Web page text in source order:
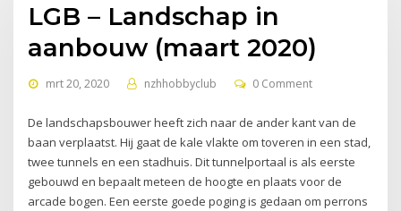
LGB – Landschap in
aanbouw (maart 2020)
mrt 20, 2020 nzhhobbyclub 0 Comment
De landschapsbouwer heeft zich naar de ander kant van de
baan verplaatst. Hij gaat de kale vlakte om toveren in een stad,
twee tunnels en een stadhuis. Dit tunnelportaal is als eerste
gebouwd en bepaalt meteen de hoogte en plaats voor de
arcade bogen. Een eerste goede poging is gedaan om perrons